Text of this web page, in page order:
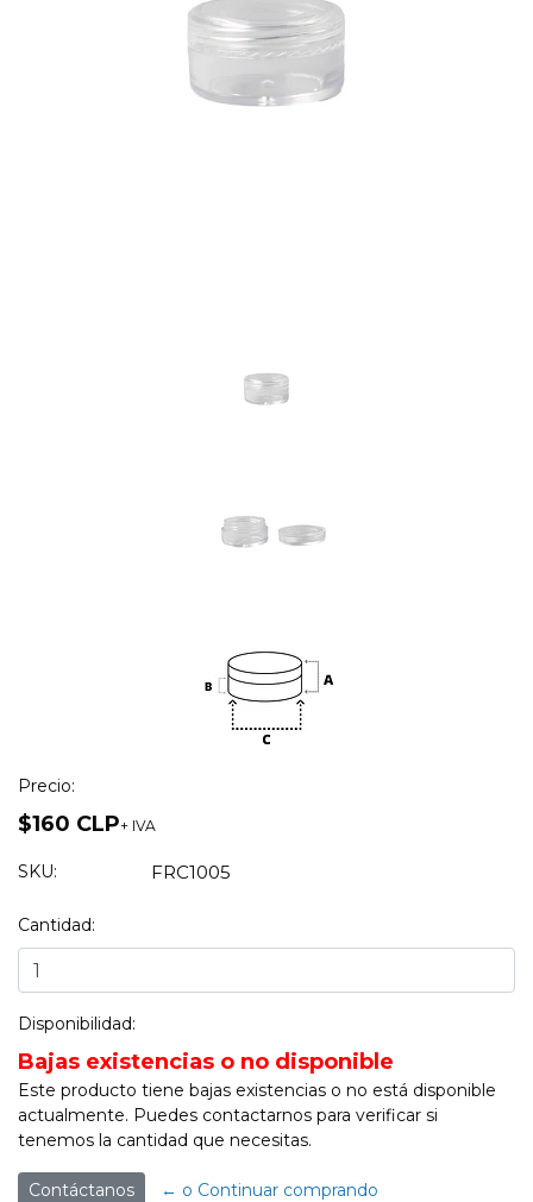
Precio:
$160 CLP+ IVA
SKU: FRC1005
Cantidad:
Disponibilidad:
Bajas existencias o no disponible
Este producto tiene bajas existencias o no está disponible
actualmente. Puedes contactarnos para verificar si
tenemos la cantidad que necesitas.
Contáctanos ← o Continuar comprando